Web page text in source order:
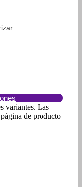
variantes. Las
de producto